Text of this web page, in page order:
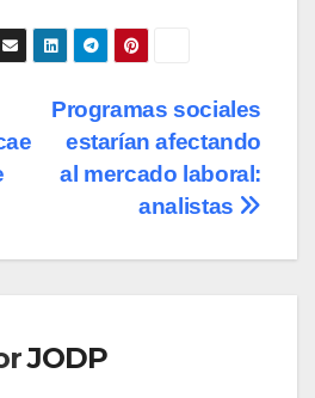
Programas sociales
estarían afectando
al mercado laboral:
analistas
JODP